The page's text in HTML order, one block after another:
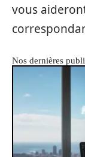
vous
Nos dernières